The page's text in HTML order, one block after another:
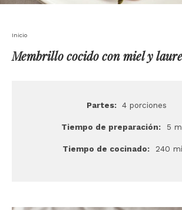
Inicio
Membrillo cocido con miel y
Partes: 4 porciones
Tiempo de preparación: 5
Tiempo de cocinado: 240